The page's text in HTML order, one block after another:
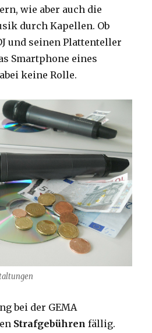
wie aber auch die
durch Kapellen. Ob
und seinen Plattenteller
Smartphone eines
keine Rolle.
bei der GEMA
Strafgebühren fällig.